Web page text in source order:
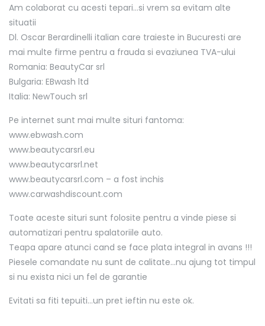
Am colaborat cu acesti tepari…si vrem sa evitam alte
situatii
Dl. Oscar Berardinelli italian care traieste in Bucuresti are
mai multe firme pentru a frauda si evaziunea TVA-ului
Romania: BeautyCar srl
Bulgaria: EBwash ltd
Italia: NewTouch srl
Pe internet sunt mai multe situri fantoma:
www.ebwash.com
www.beautycarsrl.eu
www.beautycarsrl.net
www.beautycarsrl.com – a fost inchis
www.carwashdiscount.com
Toate aceste situri sunt folosite pentru a vinde piese si
automatizari pentru spalatoriile auto.
Teapa apare atunci cand se face plata integral in avans !!!
Piesele comandate nu sunt de calitate…nu ajung tot timpul
si nu exista nici un fel de garantie
Evitati sa fiti tepuiti…un pret ieftin nu este ok.